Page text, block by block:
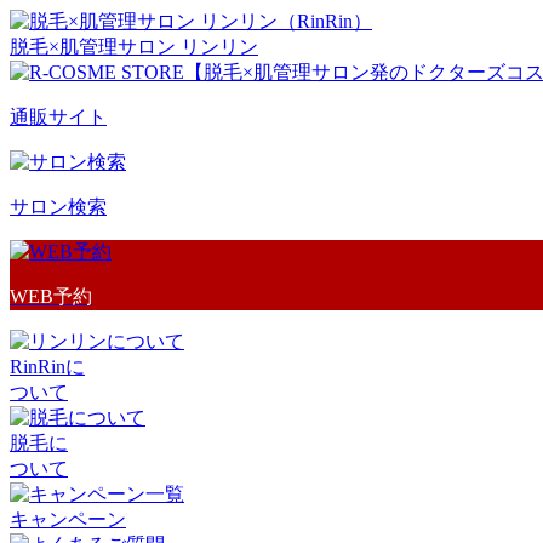
脱毛×肌管理サロン リンリン
通販サイト
サロン検索
WEB予約
RinRinに
ついて
脱毛に
ついて
キャンペーン